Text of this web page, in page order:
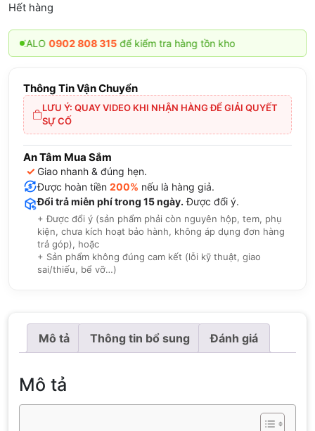
Hết hàng
0902 808 315để kiểm tra hàng tồn kho
Thông Tin Vận Chuyển
LƯU Ý: QUAY VIDEO KHI NHẬN HÀNG ĐỂ GIẢI QUYẾT
SỰ CỐ
An Tâm Mua Sắm
✓ Giao nhanh & đúng hẹn.
Được hoàn tiền 200% nếu là hàng giả.
Đổi trả miễn phí trong 15 ngày. Được đổi ý.
+ Được đổi ý (sản phẩm phải còn nguyên hộp, tem, phụ
kiện, chưa kích hoạt bảo hành, không áp dụng đơn hàng
trả góp), hoặc
+ Sản phẩm không đúng cam kết (lỗi kỹ thuật, giao
sai/thiếu, bể vỡ…)
Mô tả Thông tin bổ sung Đánh giá
Mô tả